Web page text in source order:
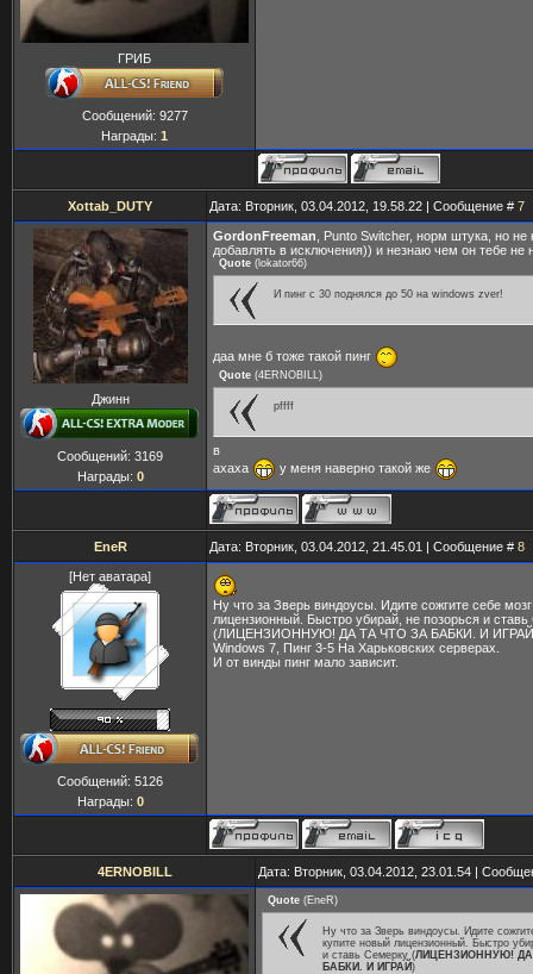
ГРИБ
Сообщений: 9277
Награды: 1
Xottab_DUTY Дата: Вторник, 03.04.2012, 19.58.22 | Сообщение # 7
Джинн
Сообщений: 3169
Награды: 0
GordonFreeman , Punto Switcher, норм штука, но не
добавлять в исключения)) и незнаю чем он тебе не
Quote ( lokator66)
И пинг с 30 поднялся до 50 на windows zver!
даа мне б тоже такой пинг
Quote (4ERNOBILL)
pffff
в
ахаха
у меня наверно такой же
EneR Дата: Вторник, 03.04.2012, 21.45.01 | Сообщение # 8
[Нет аватара]
Сообщений: 5126
Награды: 0
Ну что за Зверь виндоусы. Идите сожгите себе
лицензионный. Быстро убирай, не позорься и
(ЛИЦЕНЗИОННУЮ! ДА ТА ЧТО ЗА БАБКИ. И
Windows 7, Пинг 3-5 На Харьковских серверах.
И от винды пинг мало зависит.
4ERNOBILL Дата: Вторник, 03.04.2012, 23.01.54 |
Quote (EneR)
Ну что за Зверь виндоусы. Идите
купите новый лицензионный. Быстро
и ставь Семерку (ЛИЦЕНЗИОННУЮ!
БАБКИ. И ИГРАЙ)